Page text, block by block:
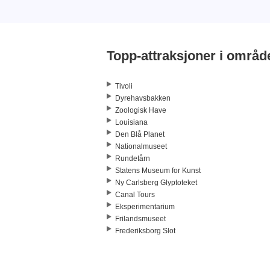
Topp-attraksjoner i
Tivoli
Dyrehavsbakken
Zoologisk Have
Louisiana
Den Blå Planet
Nationalmuseet
Rundetårn
Statens Museum for Kunst
Ny Carlsberg Glyptoteket
Canal Tours
Eksperimentarium
Frilandsmuseet
Frederiksborg Slot